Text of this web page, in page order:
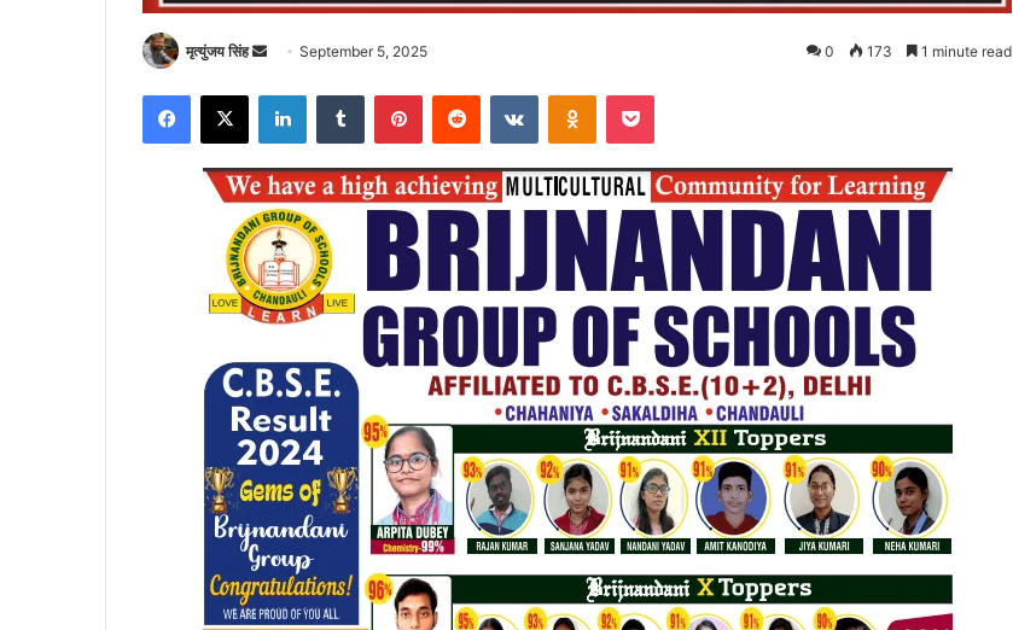
मृत्युंजय सिंह
Send
email
September 5, 2025 0 173 1 minute read
Facebook
X LinkedInTumblr PinterestReddit VKontakteOdnoklassniki
Pocket